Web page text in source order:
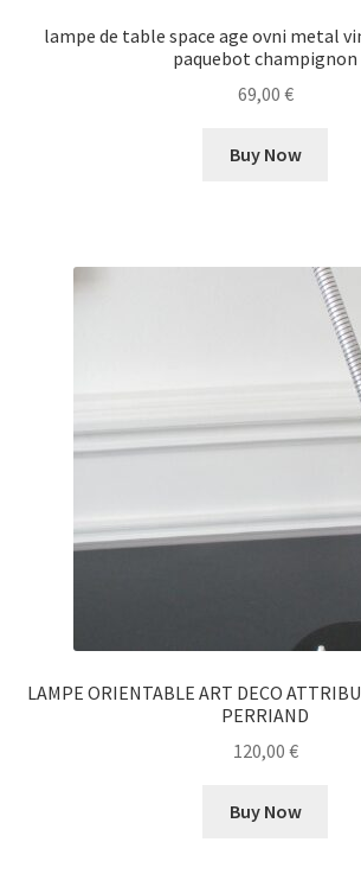
lampe de table space age ovni metal
paquebot champignon
69,00 €
Buy Now
LAMPE ORIENTABLE ART DECO
PERRIAND
120,00 €
Buy Now